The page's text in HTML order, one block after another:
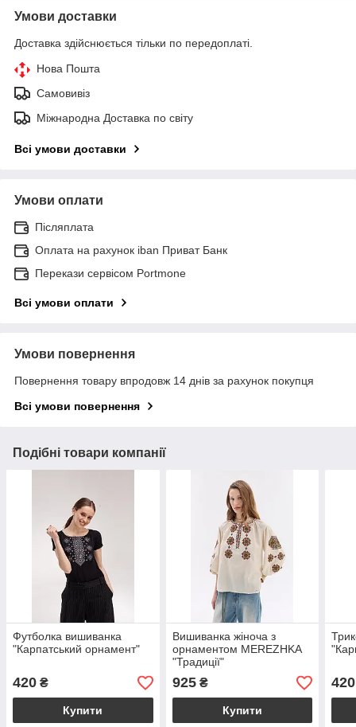
Умови доставки
Доставка здійснюється тільки по передоплаті.
Нова Пошта
Самовивіз
Міжнародна Доставка по світу
Всі умови доставки
Умови оплати
Післяплата
Оплата на рахунок iban Приват Банк
Перекази сервісом Portmone
Всі умови оплати
Умови повернення
Повернення товару впродовж 14 днів за рахунок покупця
Всі умови повернення
Подібні товари компанії
Футболка вишиванка
"Карпатський орнамент"
420 ₴
Купити
Вишиванка жіноча з
орнаментом MEREZHKA
"Традиції"
925₴
Купити
420